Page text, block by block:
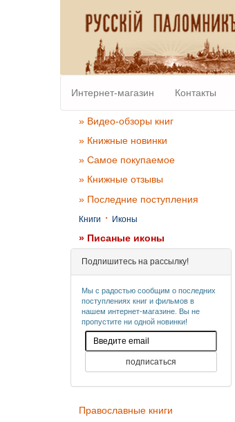
Интернет-магазин Контакты
» Видео-обзоры книг
» Книжные новинки
» Самое покупаемое
» Книжные отзывы
» Последние поступления
Книги · Иконы
» Писаные иконы
Подпишитесь на рассылку!
Мы с радостью сообщим о последних
поступлениях книг и фильмов в
нашем интернет-магазине. Вы не
пропустите ни одной новинки!
Православные книги